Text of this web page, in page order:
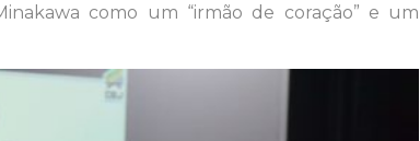
como um “irmão de coração” e um